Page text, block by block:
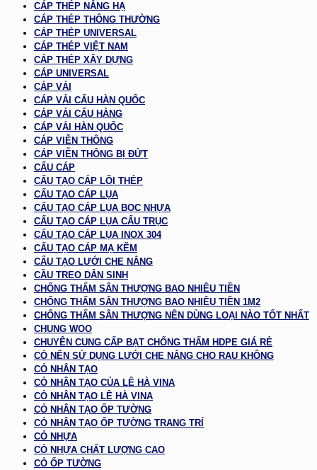
CÁP THÉP NÂNG HẠ
CÁP THÉP THÔNG THƯỜNG
CÁP THÉP UNIVERSAL
CÁP THÉP VIỆT NAM
CÁP THÉP XÂY DỰNG
CÁP UNIVERSAL
CÁP VẢI
CÁP VẢI CẨU HÀN QUỐC
CÁP VẢI CẨU HÀNG
CÁP VẢI HÀN QUỐC
CÁP VIỄN THÔNG
CÁP VIỄN THÔNG BỊ ĐỨT
CẨU CÁP
CẤU TẠO CÁP LÕI THÉP
CẤU TẠO CÁP LỤA
CẤU TẠO CÁP LỤA BỌC NHỰA
CẤU TẠO CÁP LỤA CẨU TRỤC
CẤU TẠO CÁP LỤA INOX 304
CẤU TẠO CÁP MẠ KẼM
CẤU TẠO LƯỚI CHE NẮNG
CẦU TREO DÂN SINH
CHỐNG THẤM SÂN THƯỢNG BAO NHIÊU TIỀN
CHỐNG THẤM SÂN THƯỢNG BAO NHIÊU TIỀN 1M2
CHỐNG THẤM SÂN THƯỢNG NÊN DÙNG LOẠI NÀO TỐT NHẤT
CHUNG WOO
CHUYÊN CUNG CẤP BẠT CHỐNG THẤM HDPE GIÁ RẺ
CÓ NÊN SỬ DỤNG LƯỚI CHE NẮNG CHO RAU KHÔNG
CỎ NHÂN TẠO
CỎ NHÂN TẠO CỦA LÊ HÀ VINA
CỎ NHÂN TẠO LÊ HÀ VINA
CỎ NHÂN TẠO ỐP TƯỜNG
CỎ NHÂN TẠO ỐP TƯỜNG TRANG TRÍ
CỎ NHỰA
CỎ NHỰA CHẤT LƯỢNG CAO
CỎ ỐP TƯỜNG